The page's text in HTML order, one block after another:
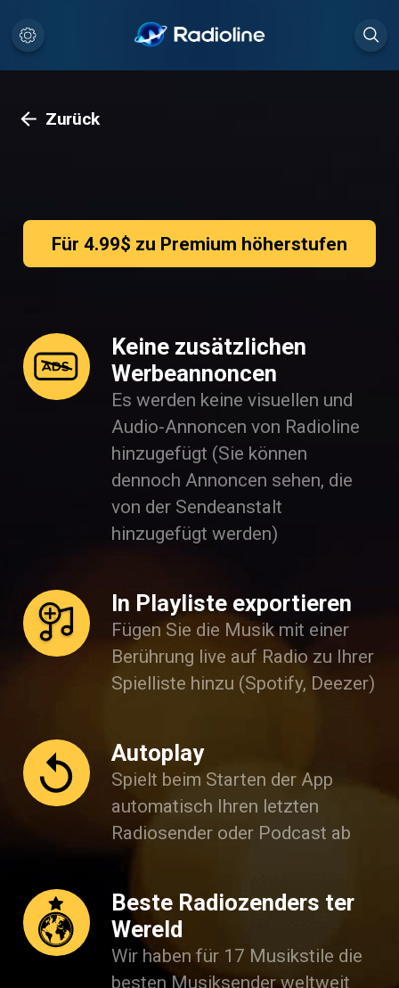
Zurück
Für 4.99$ zu Premium höherstufen
Keine zusätzlichen
Werbeannoncen
Es werden keine visuellen und
Audio-Annoncen von Radioline
hinzugefügt (Sie können
dennoch Annoncen sehen, die
von der Sendeanstalt
hinzugefügt werden)
In Playliste exportieren
Fügen Sie die Musik mit einer
Berührung live auf Radio zu Ihrer
Spielliste hinzu (Spotify, Deezer)
Autoplay
Spielt beim Starten der App
automatisch Ihren letzten
Radiosender oder Podcast ab
Beste Radiozenders ter
Wereld
Wir haben für 17 Musikstile die
besten Musiksender weltweit